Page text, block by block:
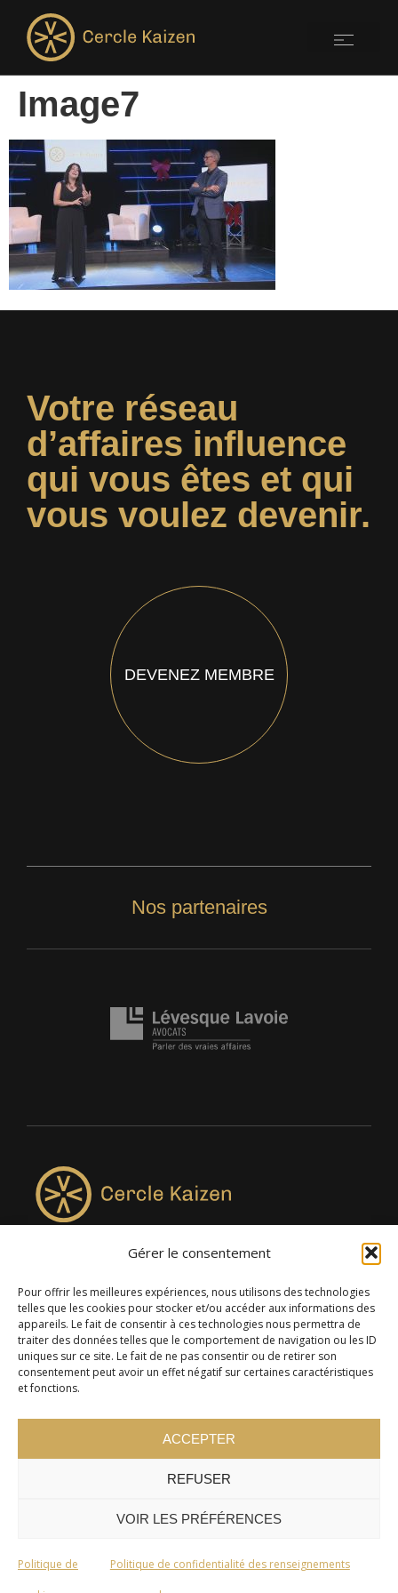
Gérer le consentement
Pour offrir les meilleures expériences, nous utilisons des technologies
telles que les cookies pour stocker et/ou accéder aux informations des
appareils. Le fait de consentir à ces technologies nous permettra de
traiter des données telles que le comportement de navigation ou les ID
uniques sur ce site. Le fait de ne pas consentir ou de retirer son
consentement peut avoir un effet négatif sur certaines caractéristiques
et fonctions.
ACCEPTER
REFUSER
VOIR LES PRÉFÉRENCES
Politique de Politique de confidentialité des renseignements
Image7
Votre réseau
d’affaires influence
qui vous êtes et qui
vous voulez devenir.
DEVENEZ MEMBRE
Nos partenaires
4957, rue Lionel-Groulx, bureau 819, Saint-Augustin-de-
Desmaures QC G3A 0M7
© 2024 Cercle Kaizen. Tous droits réservés -